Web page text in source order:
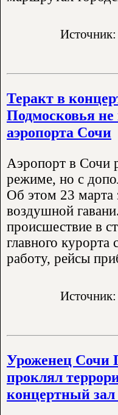
Теракт в
Подмосковья не
аэропорта Сочи
Аэропорт в Сочи
режиме, но с
Об этом 23 марта
воздушной
происшествие в
главного
работу, рейсы
Уроженец Сочи
проклял
концертный